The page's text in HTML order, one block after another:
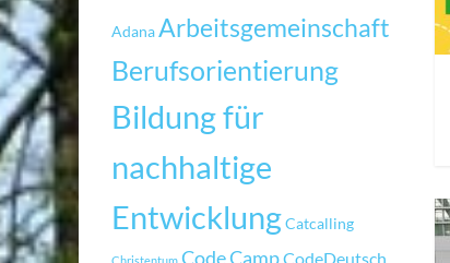
AdanaArbeitsgemeinschaft
Berufsorientierung
Bildung für
nachhaltige
EntwicklungCatcalling
Code CampCodeDeutsch